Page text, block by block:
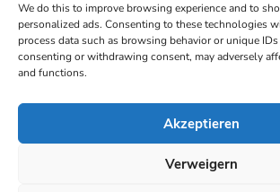
We do this to improve browsing experience and to
personalized ads. Consenting to these technologies
process data such as browsing behavior or unique
consenting or withdrawing consent, may adversely
and functions.
Akzeptieren
Verweigern
Copyright 2024 LCM Reinigung GmbH
Rechte vorbehalten |